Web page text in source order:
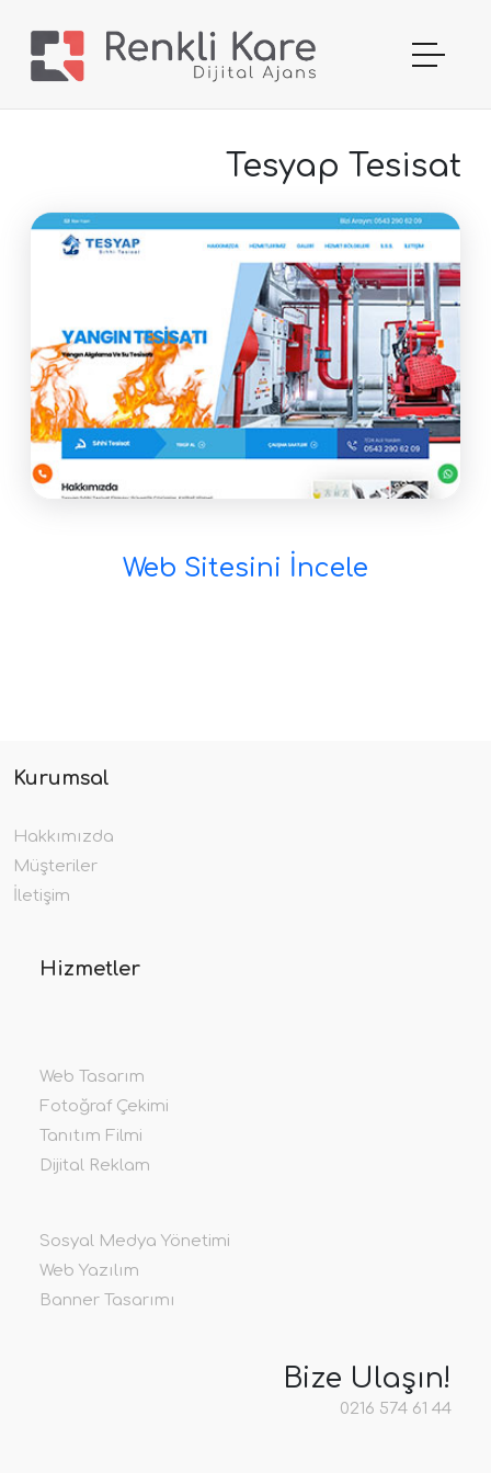
Tesyap Tesisat
Web Sitesini İncele
Kurumsal
Hakkımızda
Müşteriler
İletişim
Hizmetler
Web Tasarım
Fotoğraf Çekimi
Tanıtım Filmi
Dijital Reklam
Sosyal Medya Yönetimi
Web Yazılım
Banner Tasarımı
Bize Ulaşın!
0216 574 61 44